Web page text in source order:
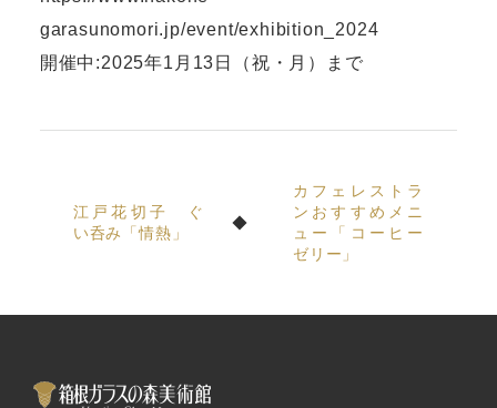
garasunomori.jp/event/exhibition_2024
開催中:2025年1月13日（祝・月）まで
江戸花切子 ぐ
い呑み「情熱」
カフェレストラ
ンおすすめメニ
ュー「コーヒー
ゼリー」